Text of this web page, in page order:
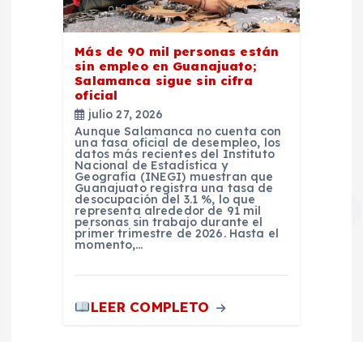
Más de 90 mil personas están
sin empleo en Guanajuato;
Salamanca sigue sin cifra
oficial
julio 27, 2026
Aunque Salamanca no cuenta con
una tasa oficial de desempleo, los
datos más recientes del Instituto
Nacional de Estadística y
Geografía (INEGI) muestran que
Guanajuato registra una tasa de
desocupación del 3.1 %, lo que
representa alrededor de 91 mil
personas sin trabajo durante el
primer trimestre de 2026. Hasta el
momento,…
LEER COMPLETO